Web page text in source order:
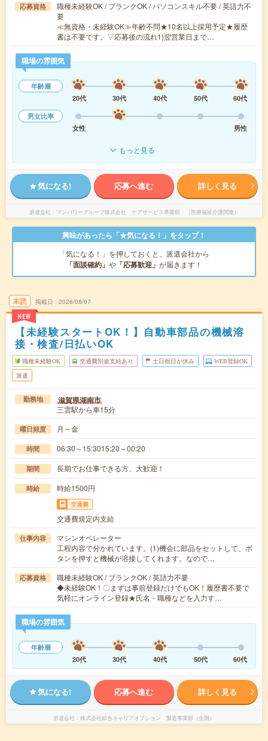
応募資格
職種未経験OK / ブランクOK / パソコンスキル不要 / 英語力不
要
≪無資格・未経験OK≫年齢不問★10名以上採用予定★履歴
書は不要です。▽応募後の流れ1)翌営業日まで…
職場の雰囲気
年齢層
20代
30代 40代 50代
60代
男女比率
女性
男性
もっと見る
気になる! 応募へ進む 詳しく見る
派遣会社 マンパワーグループ株式会社 ケアサービス事業部 （医療福祉介護関連）
興味があったら「★気になる！」をタップ！
「気になる！」を押しておくと、派遣会社から
「面談確約」 や 「応募歓迎」 が届きます！
未読
NEW
掲載日 2026/08/07
【未経験スタートOK！】自動車部品の機械溶
接・検査/日払いOK
職種未経験OK 交通費別途支給あり 土日祝日が休み WEB登録OK
派遣
勤務地 滋賀県湖南市
三雲駅から車15分
曜日頻度 月～金
時間 06:30～15:3015:20～00:20
期間 長期でお仕事できる方、大歓迎！
時給 時給1500円
交通費
交通費規定内支給
仕事内容
マシンオペレーター
工程内容で分かれています。(1)機会に部品をセットして、ボ
タンを押すと機械が溶接してくれます。なので…
応募資格
職種未経験OK / ブランクOK / 英語力不要
◆未経験OK！〇まずは事前登録だけでもOK！履歴書不要で
気軽にオンライン登録★氏名・職種などを入力す…
職場の雰囲気
年齢層
20代
30代 40代 50代 60代
気になる! 応募へ進む 詳しく見る
派遣会社 株式会社綜合キャリアオプション 製造事業部（全国）